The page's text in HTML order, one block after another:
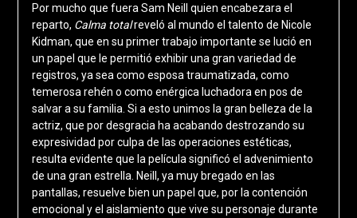
Por mucho que fuera Sam Neill quien encabezara el
reparto, Calma totalreveló al mundo el talento de Nicole
Kidman, que en su primer trabajo importante se lució en
un papel que le permitió exhibir una gran variedad de
registros, ya sea como esposa traumatizada, como
temerosa rehén o como enérgica luchadora en pos de
salvar a su familia. Si a esto unimos la gran belleza de la
actriz, que por desgracia ha acabando destrozando su
expresividad por culpa de las operaciones estéticas,
resulta evidente que la película significó el advenimiento
de una gran estrella. Neill, ya muy bregado en las
pantallas, resuelve bien un papel que, por la contención
emocional y el aislamiento que vive su personaje durante